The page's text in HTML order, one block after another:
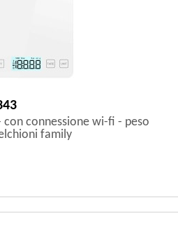
con connessione wi-fi - peso
family